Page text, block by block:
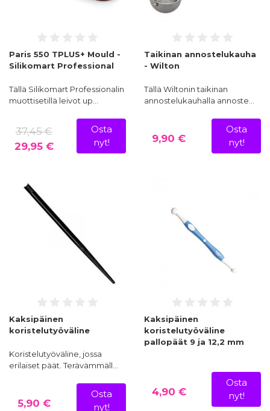
Paris 550 TPLUS+ Mould -
Silikomart Professional
Tällä Silikomart Professionalin
muottisetillä leivot up…
37,45 €
29,95 €
Osta
nyt!
Taikinan annostelukauha
- Wilton
Tällä Wiltonin taikinan
annostelukauhalla annoste…
9,90 €
Osta
nyt!
Kaksipäinen
koristelutyöväline
Koristelutyöväline, jossa
erilaiset päät. Terävämmäll…
5,90 €
Osta
nyt!
Kaksipäinen
koristelutyöväline
pallopäät 9 ja 12,2 mm
4,90 €
Osta
nyt!